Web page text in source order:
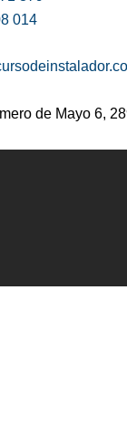
014
de Mayo 6,